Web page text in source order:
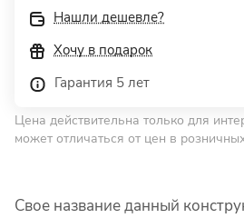
Нашли дешевле?
Хочу в подарок
Гарантия 5 лет
Цена действительна только для
может отличаться от цен в
Свое название данный